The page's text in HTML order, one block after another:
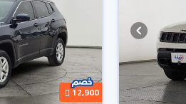
12,900